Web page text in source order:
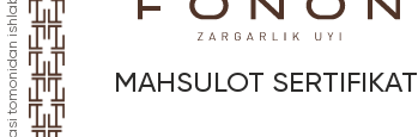
MAHSULOT SERTIFIKATI